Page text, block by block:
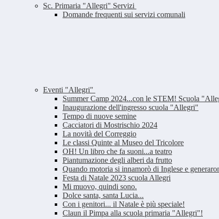
Sc. Primaria "Allegri" Servizi
Domande frequenti sui servizi comunali
Eventi "Allegri"
Summer Camp 2024...con le STEM! Scuola
Inaugurazione dell'ingresso scuola "Allegri"
Tempo di nuove semine
Cacciatori di Mostrischio 2024
La novità del Correggio
Le classi Quinte al Museo del Tricolore
OH! Un libro che fa suoni...a teatro
Piantumazione degli alberi da frutto
Quando motoria si innamorò di Inglese e
Festa di Natale 2023 scuola Allegri
Mi muovo, quindi sono.
Dolce santa, santa Lucia...
Con i genitori... il Natale è più speciale!
Claun il Pimpa alla scuola primaria "Allegri"!